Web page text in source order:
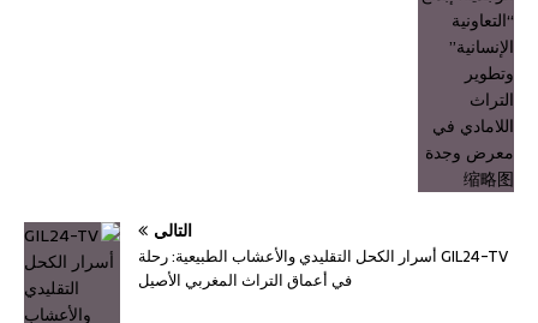
التالي
GIL24-TV أسرار الكحل التقليدي والأعشاب الطبيعية: رحلة
في أعماق التراث المغربي الأصيل